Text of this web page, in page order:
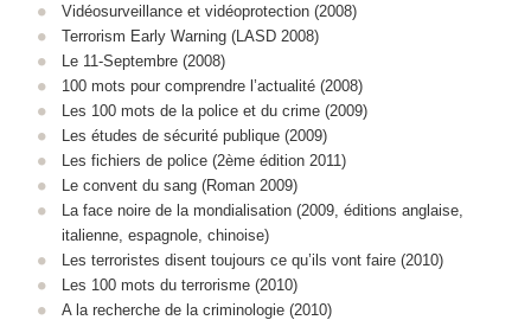
Vidéosurveillance et vidéoprotection (2008)
Terrorism Early Warning (LASD 2008)
Le 11-Septembre (2008)
100 mots pour comprendre l’actualité (2008)
Les 100 mots de la police et du crime (2009)
Les études de sécurité publique (2009)
Les fichiers de police (2ème édition 2011)
Le convent du sang (Roman 2009)
La face noire de la mondialisation (2009, éditions anglaise,
italienne, espagnole, chinoise)
Les terroristes disent toujours ce qu’ils vont faire (2010)
Les 100 mots du terrorisme (2010)
A la recherche de la criminologie (2010)